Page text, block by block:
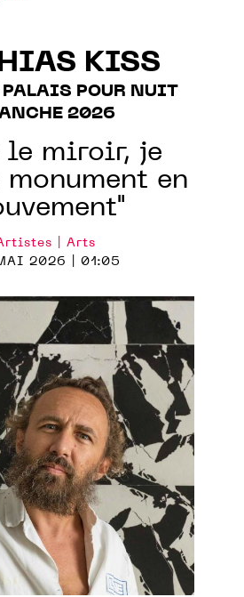
KISS
POUR NUIT
2026
le miroir, je
monument en
| Arts
2026 | 01:05